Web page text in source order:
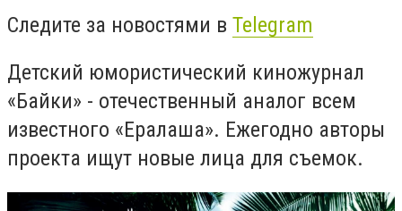
Следите за новостями в Telegram
Детский юмористический киножурнал
«Байки» - отечественный аналог всем
известного «Ералаша». Ежегодно авторы
проекта ищут новые лица для съемок.